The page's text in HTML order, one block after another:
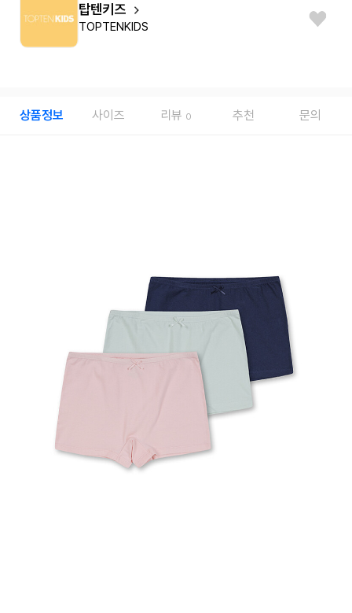
탑텐키즈
TOPTENKIDS
상품정보 사이즈 리뷰 0 추천 문의